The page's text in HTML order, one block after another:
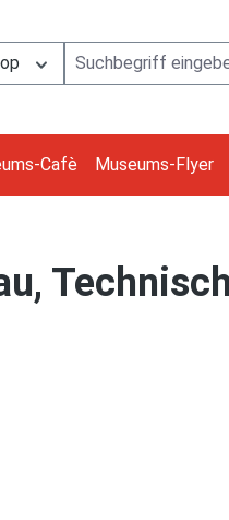
Cafè Museums-Flyer